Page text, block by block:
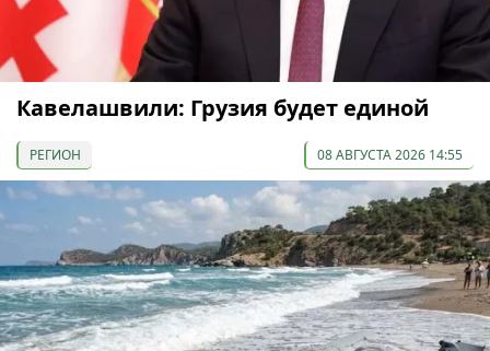
Кавелашвили: Грузия будет единой
РЕГИОН 08 АВГУСТА 2026 14:55